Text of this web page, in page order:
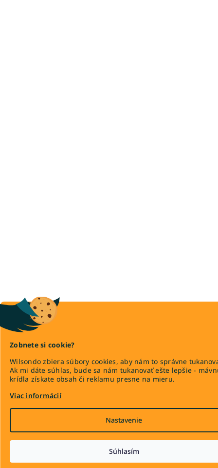
Zobnete si cookie?
Wilsondo zbiera súbory cookies, aby nám to správne
Ak mi dáte súhlas, bude sa nám tukanovať ešte lepšie -
krídla získate obsah či reklamu presne na mieru.
Viac informácií
Nastavenie
Súhlasím